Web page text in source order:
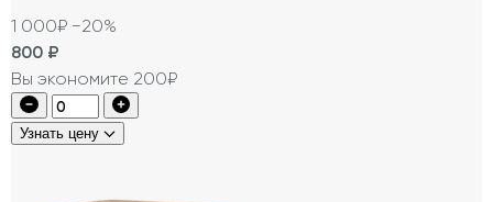
1 000₽ −20%
800 ₽
Вы экономите 200₽
Узнать цену